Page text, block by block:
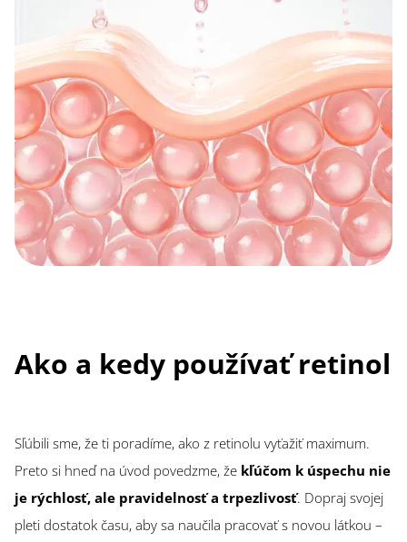
Ako a kedy používať retinol
Sľúbili sme, že ti poradíme, ako z retinolu vyťažiť maximum.
Preto si hneď na úvod povedzme, že kľúčom k úspechu nie
je rýchlosť, ale pravidelnosť a trpezlivosť. Dopraj svojej
pleti dostatok času, aby sa naučila pracovať s novou látkou –